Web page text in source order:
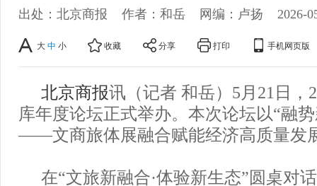
出处：北京商报 作者：和岳 网编：卢扬 2026-
大 中 小 收藏 分享 打印 手机网页版
北京商报讯（记者 和岳）5月21日，
库年度论坛正式举办。本次论坛以“融
——文商旅体展融合赋能经济高质量发
在“文旅新融合·体验新生态”圆桌对